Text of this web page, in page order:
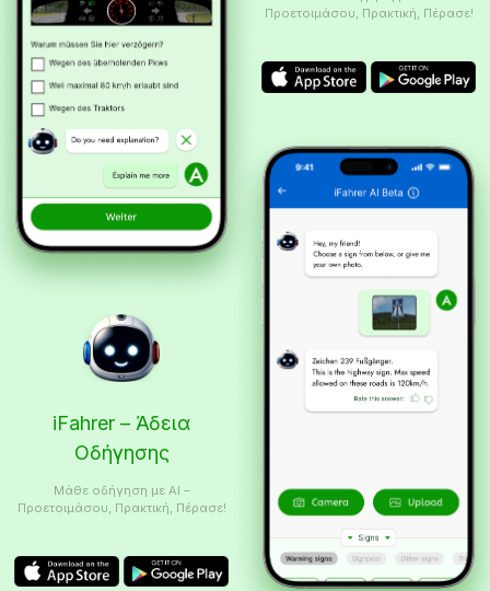
iFahrer – Άδεια
Οδήγησης
Μάθε οδήγηση με AI –
Προετοιμάσου, Πρακτική, Πέρασε!
Προετοιμάσου, Πρακτική, Πέρασε!